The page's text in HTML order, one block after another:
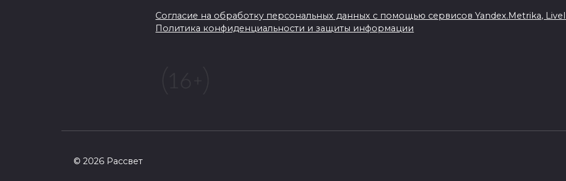
Согласие на обработку персональных данных с помощью сервисов Yandex.Metrika,
Политика конфиденциальности и защиты информации
© 2026 Рассвет